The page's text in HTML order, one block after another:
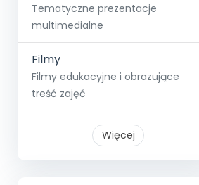
Tematyczne prezentacje
multimedialne
Filmy
Filmy edukacyjne i obrazujące
treść zajęć
Więcej